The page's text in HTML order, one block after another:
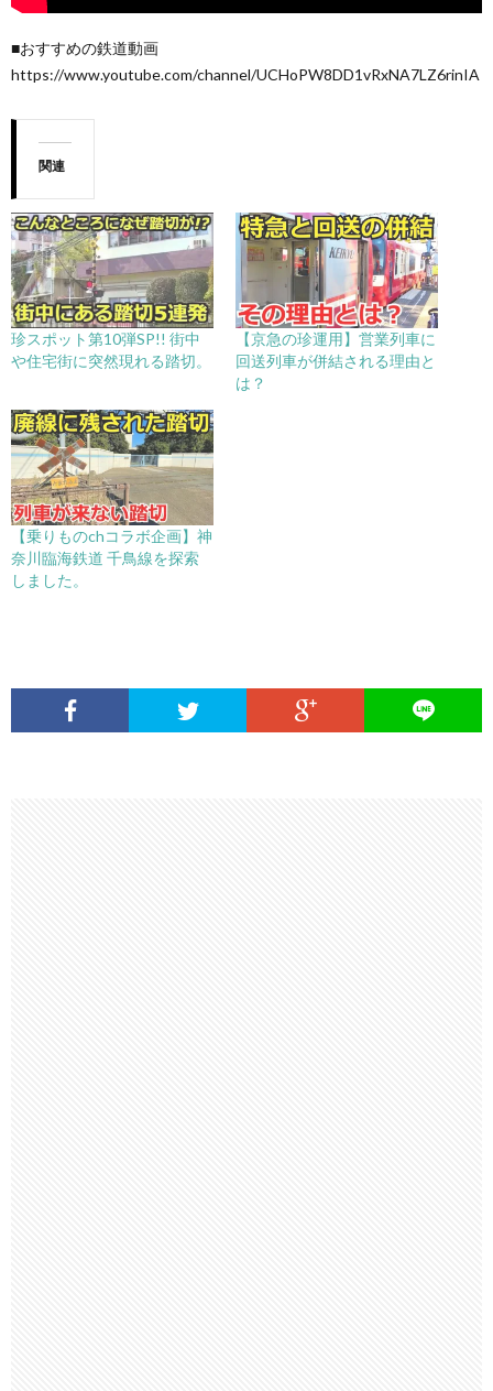
■おすすめの鉄道動画
https://www.youtube.com/channel/UCHoPW8DD1vRxNA7LZ6rinIA
関連
珍スポット第10弾SP!! 街中
や住宅街に突然現れる踏切。
【京急の珍運用】営業列車に
回送列車が併結される理由と
は？
【乗りものchコラボ企画】神
奈川臨海鉄道 千鳥線を探索
しました。